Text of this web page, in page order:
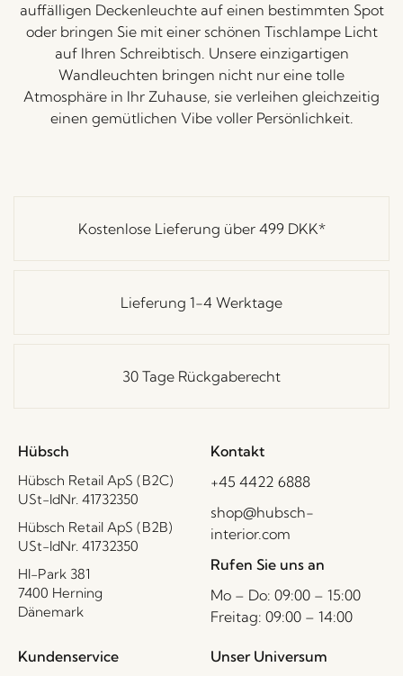
auffälligen Deckenleuchte auf einen bestimmten Spot
oder bringen Sie mit einer schönen Tischlampe Licht
auf Ihren Schreibtisch. Unsere einzigartigen
Wandleuchten bringen nicht nur eine tolle
Atmosphäre in Ihr Zuhause, sie verleihen gleichzeitig
einen gemütlichen Vibe voller Persönlichkeit.
Kostenlose Lieferung über 499 DKK*
Lieferung 1-4 Werktage
30 Tage Rückgaberecht
Hübsch
Hübsch Retail ApS (B2C)
USt-IdNr. 41732350
Hübsch Retail ApS (B2B)
USt-IdNr. 41732350
HI-Park 381
7400 Herning
Dänemark
Kontakt
+45 4422 6888
shop@hubsch-
interior.com
Rufen Sie uns an
Mo – Do: 09:00 – 15:00
Freitag: 09:00 – 14:00
Kundenservice Unser Universum